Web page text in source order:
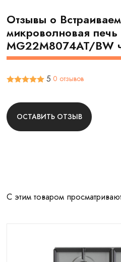
Отзывы о
микроволновая печь
MG22M8074AT/BW
5 0 отзывов
ОСТАВИТЬ ОТЗЫВ
С этим товаром